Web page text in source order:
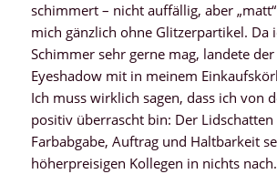
schimmert – nicht auffällig, aber
mich gänzlich ohne Glitzerpartikel. Da
Schimmer sehr gerne mag, landete
Eyeshadow mit in meinem
Ich muss wirklich sagen, dass ich von
positiv überrascht bin: Der Lidschatten
Farbabgabe, Auftrag und Haltbarkeit
höherpreisigen Kollegen in nichts